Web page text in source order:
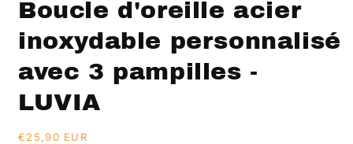
une
fenêtre
Boucle d'oreille acier
inoxydable personnalisé
avec 3 pampilles -
LUVIA
Prix
€25,90 EUR